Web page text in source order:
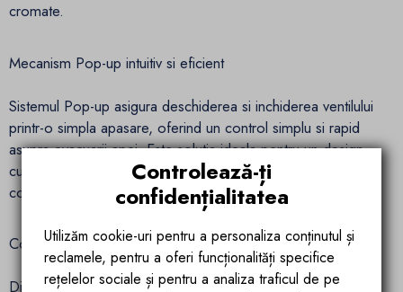
cromate.
Mecanism Pop-up intuitiv si eficient
Sistemul Pop-up asigura deschiderea si inchiderea ventilului
printr-o simpla apasare, oferind un control simplu si rapid
asupra evacuarii apei. Este solutia ideala pentru un design
curat si functional, eliminand elementele inestetice de
control.
Compatibilitate extinsa – cu sau fara preaplin
Disponibil in versiuni pentru lavoare cu preaplin sau fara
Controlează-ți
confidențialitatea
Utilizăm cookie-uri pentru a personaliza conținutul și
reclamele, pentru a oferi funcționalități specifice
rețelelor sociale și pentru a analiza traficul de pe